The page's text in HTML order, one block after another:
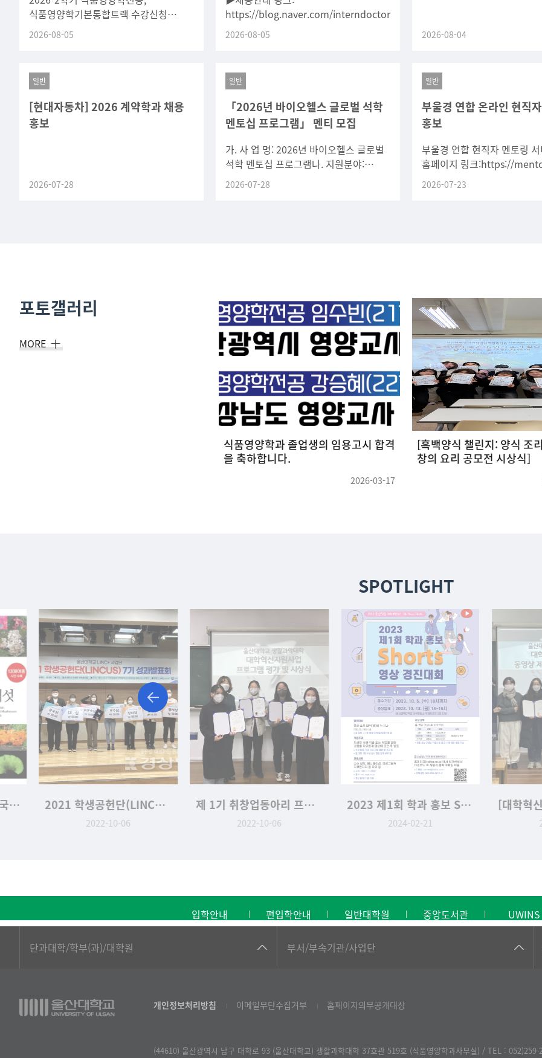
식품영양학기본통합트랙 수강신청
안내문* 공지사항 미확인 및 학과 전화
연결 시, 통화 연결이 불가하면 수강
2026-08-05
https://blog.naver.com/interndoctor/224367598366
2026-08-05 2026-08-04
일반
[현대자동차] 2026 계약학과 채용
홍보
2026-07-28
일반
「2026년 바이오헬스 글로벌 석학
멘토십 프로그램」 멘티 모집
가. 사 업 명: 2026년 바이오헬스 글로벌
석학 멘토십 프로그램나. 지원분야:
뇌과학, 면역학, 의료AI디지털헬스,
의료영상진단보조, 분자세포생물학(5개
2026-07-28
일반
부울경 연합 온라인 현직
홍보
부울경 연합 현직자 멘토링
홈페이지 링크:https://
usg.kr/학교 코드 : UOU5206
2026-07-23
포토갤러리
MORE
2024학년도 식품영양학전공 취업활
동 우수상 수상
2025-06-20
2024학년도 식품영양학전
페스티벌'
SPOTLIGHT
최석영 교수님 집필 '한국야생버섯도감' 2022년 세종도서 선정 2021 학생공헌단(LINCUS) 7기 성과발표회
2022-10-06
제 1기 취창업동아리 프로그램 시상식
2022-10-06
2023 제1회 학과 홍보 Shorts 영상 경진대회 대상
2024-02-21
입학안내 편입학안내 일반대학원 중앙도서관 UWINS
단과대학/학부(과)/대학원
▷일본어·일본학과
부서/부속기관/사업단
교무처교직팀
국제교류처
개인정보처리방침 이메일무단수집거부 홈페이지의무공개대상
(44610) 울산광역시 남구 대학로 93 (울산대학교) 생활과학대학 37호관 519호 (식품영양학과사무실) / TEL : 052)259-